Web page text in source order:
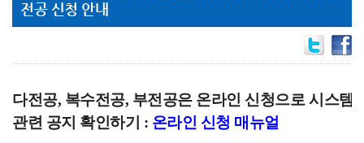
전공 신청 안내
다전공, 복수전공, 부전공은 온라인 신청으로 시스템
관련 공지 확인하기 : 온라인 신청 매뉴얼